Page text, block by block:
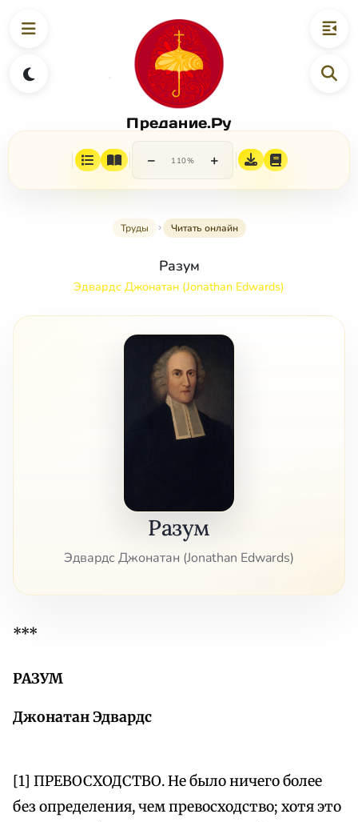
Предание.Ру
− 110% +
Труды Читать онлайн
Разум
Эдвардс Джонатан (Jonathan Edwards)
Разум
Эдвардс Джонатан (Jonathan Edwards)
***
РАЗУМ
Джонатан Эдвардс
[1] ПРЕВОСХОДСТВО. Не было ничего более
без определения, чем превосходство; хотя это